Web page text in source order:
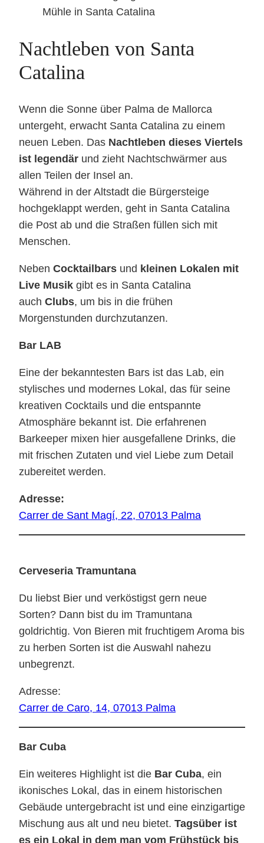
Nachtleben von Santa
Catalina
Wenn die Sonne über Palma de Mallorca
untergeht, erwacht Santa Catalina zu einem
neuen Leben. Das Nachtleben dieses Viertels
ist legendär und zieht Nachtschwärmer aus
allen Teilen der Insel an.
Während in der Altstadt die Bürgersteige
hochgeklappt werden, geht in Santa Catalina
die Post ab und die Straßen füllen sich mit
Menschen.
Neben Cocktailbars und kleinen Lokalen mit
Live Musik gibt es in Santa Catalina
auch Clubs, um bis in die frühen
Morgenstunden durchzutanzen.
Bar LAB
Eine der bekanntesten Bars ist das Lab, ein
stylisches und modernes Lokal, das für seine
kreativen Cocktails und die entspannte
Atmosphäre bekannt ist. Die erfahrenen
Barkeeper mixen hier ausgefallene Drinks, die
mit frischen Zutaten und viel Liebe zum Detail
zubereitet werden.
Adresse:
Carrer de Sant Magí, 22, 07013 Palma
Cerveseria Tramuntana
Du liebst Bier und verköstigst gern neue
Sorten? Dann bist du im Tramuntana
goldrichtig. Von Bieren mit fruchtigem Aroma bis
zu herben Sorten ist die Auswahl nahezu
unbegrenzt.
Adresse:
Carrer de Caro, 14, 07013 Palma
Bar Cuba
Ein weiteres Highlight ist die Bar Cuba, ein
ikonisches Lokal, das in einem historischen
Gebäude untergebracht ist und eine einzigartige
Mischung aus alt und neu bietet. Tagsüber ist
es ein Lokal in dem man vom Frühstück bis